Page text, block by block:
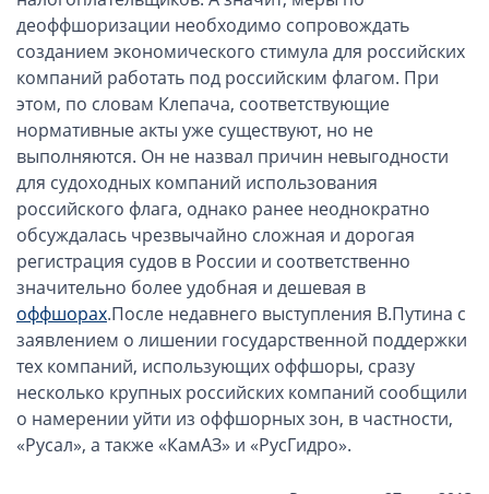
Компании в Сингапуре
Компании на Кипре
Канадские компании LTD
Канадские партнерства LP
Компании в США (Флорида)
Оффшорные компании
Оффшоры в Белизе
Оффшоры на БВО (BVI)
Оффшоры на Маршалловых Островах
Оффшоры в Панаме
Финансовая отчетность
Ликвидация зарубежных компаний
деоффшоризации необходимо сопровождать
созданием экономического стимула для российских
компаний работать под российским флагом. При
этом, по словам Клепача, соответствующие
нормативные акты уже существуют, но не
выполняются. Он не назвал причин невыгодности
для судоходных компаний использования
российского флага, однако ранее неоднократно
обсуждалась чрезвычайно сложная и дорогая
регистрация судов в России и соответственно
значительно более удобная и дешевая в
оффшорах.После недавнего выступления В.Путина с
заявлением о лишении государственной поддержки
тех компаний, использующих оффшоры, сразу
несколько крупных российских компаний сообщили
о намерении уйти из оффшорных зон, в частности,
«Русал», а также «КамАЗ» и «РусГидро».